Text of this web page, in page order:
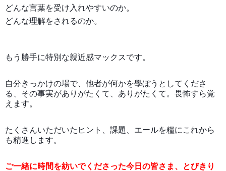
どんな言葉を受け入れやすいのか。
どんな理解をされるのか。
もう勝手に特別な親近感マックスです。
自分きっかけの場で、他者が何かを學ぼうとしてくださ
る、その事実がありがたくて、ありがたくて。畏怖すら覚
えます。
たくさんいただいたヒント、課題、エールを糧にこれから
も精進します。
ご一緒に時間を紡いでくださった今日の皆さま、とびきり